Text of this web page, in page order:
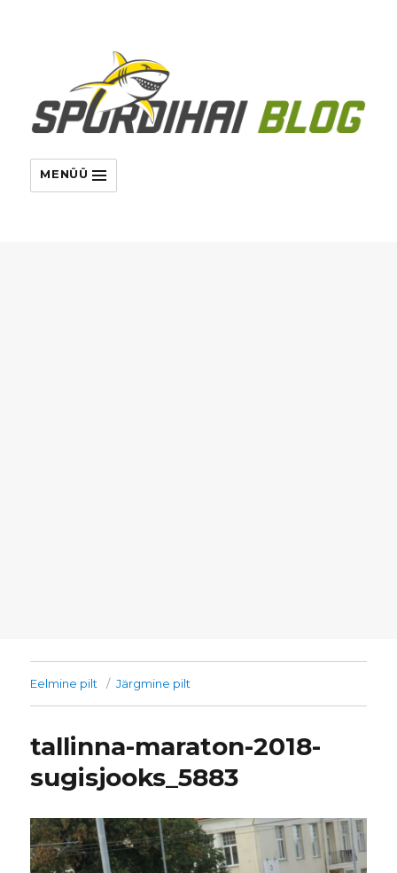
MENÜÜ
Eelmine pilt Järgmine pilt
tallinna-maraton-2018-
sugisjooks_5883